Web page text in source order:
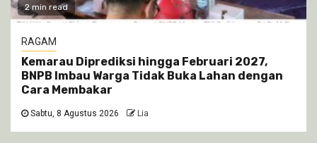
2 min read
RAGAM
Kemarau Diprediksi hingga Februari 2027,
BNPB Imbau Warga Tidak Buka Lahan dengan
Cara Membakar
Sabtu, 8 Agustus 2026 Lia